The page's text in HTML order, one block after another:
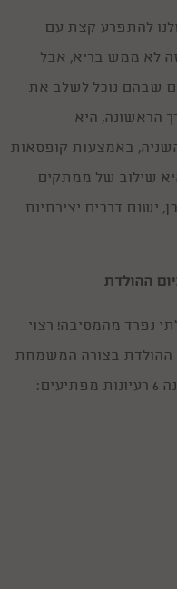
להתפרע קצת עם
לא ממש בריא, אבל
שבהם נוכל לשלב את
הראשונה, היא
באמצעות קופסאות
שילוב של ממתקים
ישנם דרכים יצירתיות
ההולדת
נפרד מהמסיבה! רצוי
ההולדת בצורה המשמחת